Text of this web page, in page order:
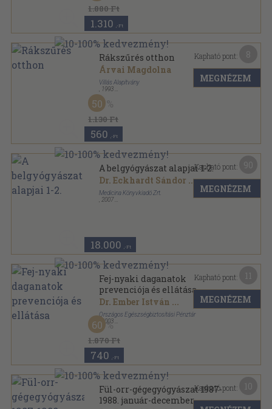
1.880 Ft
1.310 ,-Ft
Rákszűrés otthon
Árvai Magdolna
Villás Alapítvány
1993
Tűzött kötés
1.130 Ft
50
560 ,-Ft
Kapható pont:
MEGNÉZEM
A belgyógyászat alapjai 1-2.
Dr. Eckhardt Sándor ...
Medicina Könyvkiadó Zrt.
2007
18.000 ,-Ft
Kapható pont:
MEGNÉZEM
Fej-nyaki daganatok
prevenciója és ellátása
Dr. Ember István ...
Országos Egészségbiztosítási Pénztár
, 2003
Fűzött kemény papírkötés
1.870 Ft
60
740 ,-Ft
Kapható pont:
MEGNÉZEM
Fül-orr-gégegyógyászat 1987-
1988. január-december
Kapható pont: